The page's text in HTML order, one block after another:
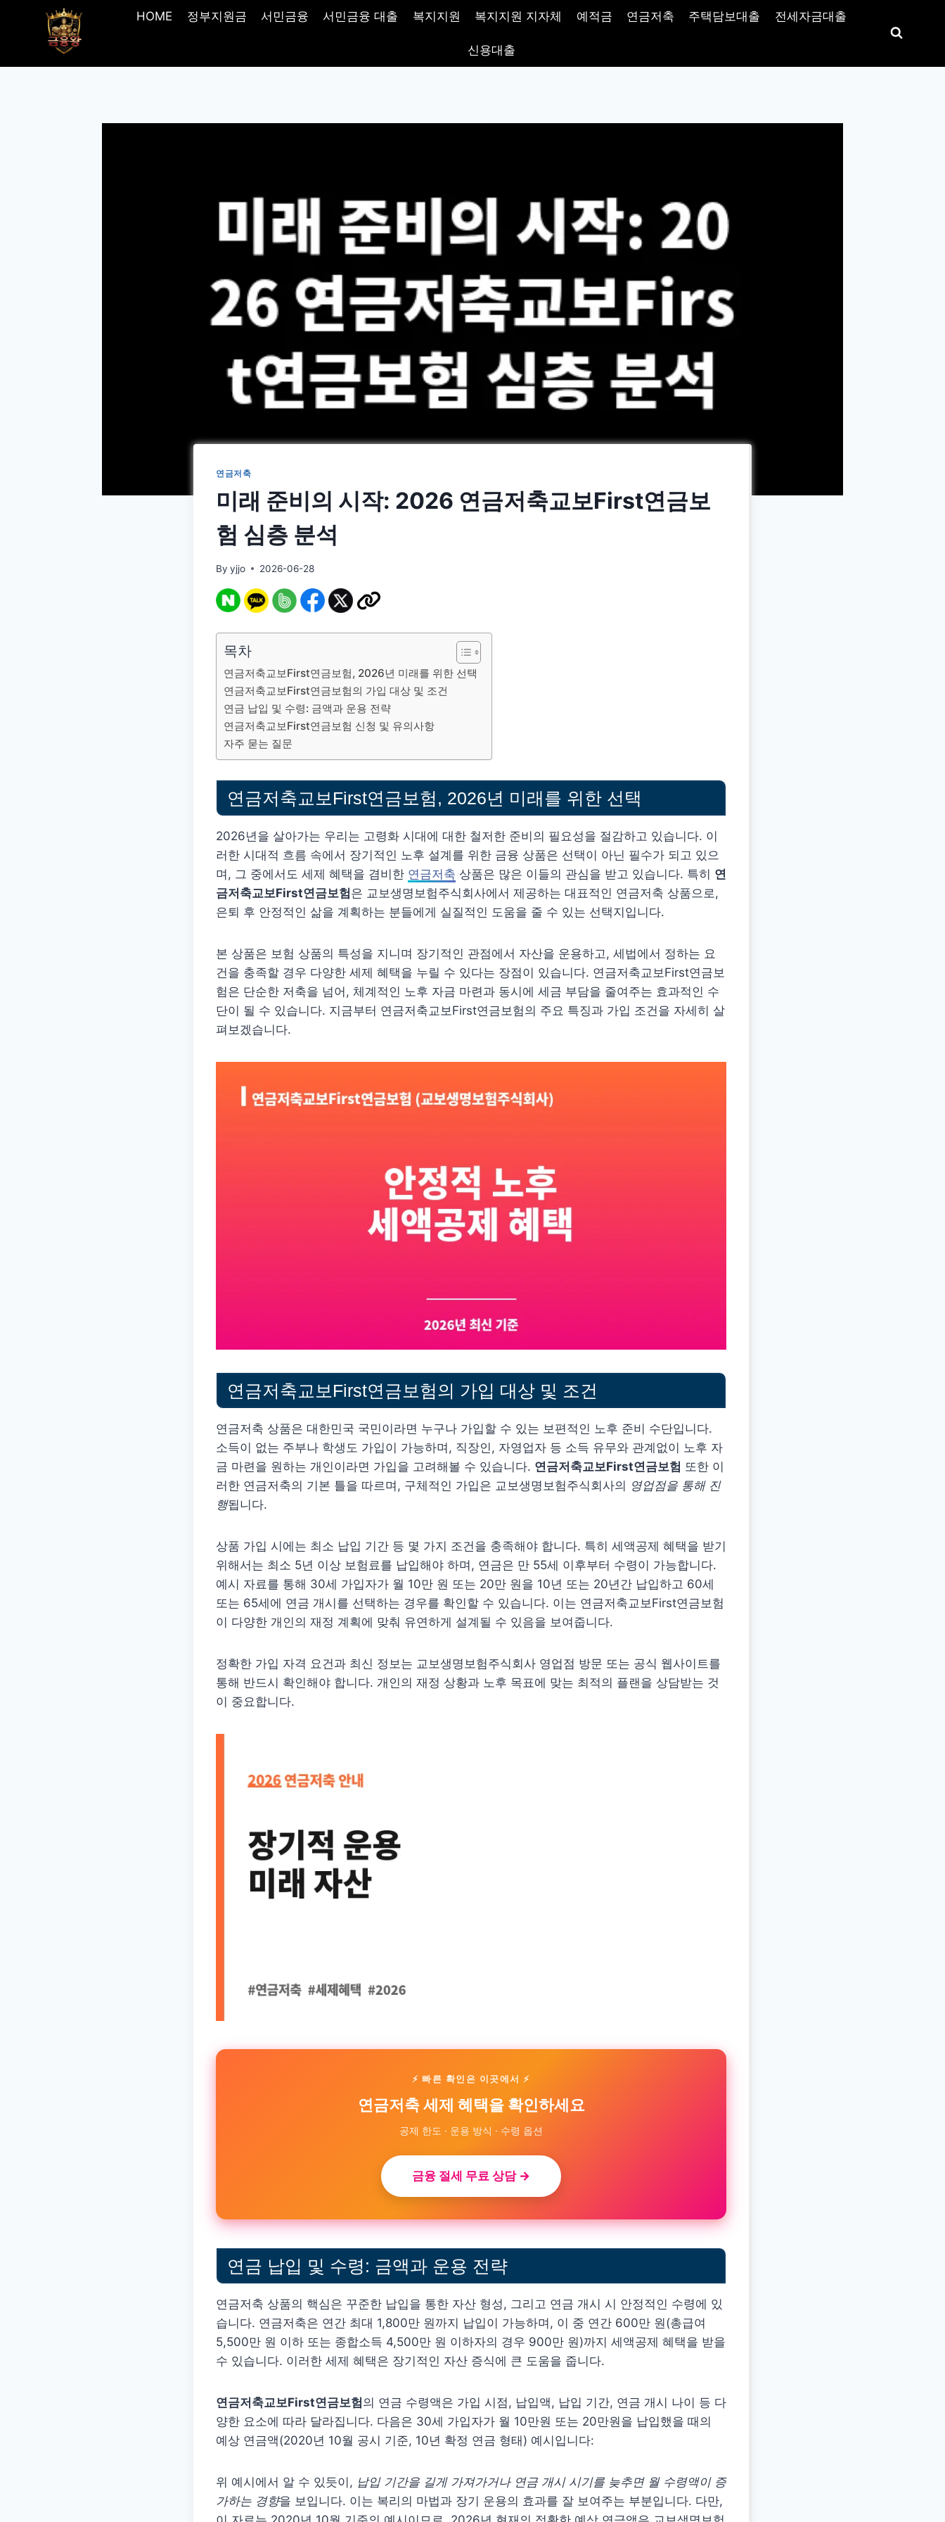
HOME 정부지원금 서민금융 서민금융 대출 복지지원 복지지원 지자체 예적금 연금저축 주택담보대출 전세자금대출
신용대출
연금저축
미래 준비의 시작: 2026 연금저축교보First연금보
험 심층 분석
By yjjo 2026-06-28
목차
연금저축교보First연금보험, 2026년 미래를 위한 선택
연금저축교보First연금보험의 가입 대상 및 조건
연금 납입 및 수령: 금액과 운용 전략
연금저축교보First연금보험 신청 및 유의사항
자주 묻는 질문
연금저축교보First연금보험, 2026년 미래를 위한 선택
2026년을 살아가는 우리는 고령화 시대에 대한 철저한 준비의 필요성을 절감하고 있습니다. 이
러한 시대적 흐름 속에서 장기적인 노후 설계를 위한 금융 상품은 선택이 아닌 필수가 되고 있으
며, 그 중에서도 세제 혜택을 겸비한 연금저축 상품은 많은 이들의 관심을 받고 있습니다. 특히 연
금저축교보First연금보험은 교보생명보험주식회사에서 제공하는 대표적인 연금저축 상품으로,
은퇴 후 안정적인 삶을 계획하는 분들에게 실질적인 도움을 줄 수 있는 선택지입니다.
본 상품은 보험 상품의 특성을 지니며 장기적인 관점에서 자산을 운용하고, 세법에서 정하는 요
건을 충족할 경우 다양한 세제 혜택을 누릴 수 있다는 장점이 있습니다. 연금저축교보First연금보
험은 단순한 저축을 넘어, 체계적인 노후 자금 마련과 동시에 세금 부담을 줄여주는 효과적인 수
단이 될 수 있습니다. 지금부터 연금저축교보First연금보험의 주요 특징과 가입 조건을 자세히 살
펴보겠습니다.
연금저축교보First연금보험의 가입 대상 및 조건
연금저축 상품은 대한민국 국민이라면 누구나 가입할 수 있는 보편적인 노후 준비 수단입니다.
소득이 없는 주부나 학생도 가입이 가능하며, 직장인, 자영업자 등 소득 유무와 관계없이 노후 자
금 마련을 원하는 개인이라면 가입을 고려해볼 수 있습니다. 연금저축교보First연금보험 또한 이
러한 연금저축의 기본 틀을 따르며, 구체적인 가입은 교보생명보험주식회사의 영업점을 통해 진
행됩니다.
상품 가입 시에는 최소 납입 기간 등 몇 가지 조건을 충족해야 합니다. 특히 세액공제 혜택을 받기
위해서는 최소 5년 이상 보험료를 납입해야 하며, 연금은 만 55세 이후부터 수령이 가능합니다.
예시 자료를 통해 30세 가입자가 월 10만 원 또는 20만 원을 10년 또는 20년간 납입하고 60세
또는 65세에 연금 개시를 선택하는 경우를 확인할 수 있습니다. 이는 연금저축교보First연금보험
이 다양한 개인의 재정 계획에 맞춰 유연하게 설계될 수 있음을 보여줍니다.
정확한 가입 자격 요건과 최신 정보는 교보생명보험주식회사 영업점 방문 또는 공식 웹사이트를
통해 반드시 확인해야 합니다. 개인의 재정 상황과 노후 목표에 맞는 최적의 플랜을 상담받는 것
이 중요합니다.
⚡ 빠른 확인은 이곳에서 ⚡
연금저축 세제 혜택을 확인하세요
공제 한도 · 운용 방식 · 수령 옵션
금융 절세 무료 상담 →
연금 납입 및 수령: 금액과 운용 전략
연금저축 상품의 핵심은 꾸준한 납입을 통한 자산 형성, 그리고 연금 개시 시 안정적인 수령에 있
습니다. 연금저축은 연간 최대 1,800만 원까지 납입이 가능하며, 이 중 연간 600만 원(총급여
5,500만 원 이하 또는 종합소득 4,500만 원 이하자의 경우 900만 원)까지 세액공제 혜택을 받을
수 있습니다. 이러한 세제 혜택은 장기적인 자산 증식에 큰 도움을 줍니다.
연금저축교보First연금보험의 연금 수령액은 가입 시점, 납입액, 납입 기간, 연금 개시 나이 등 다
양한 요소에 따라 달라집니다. 다음은 30세 가입자가 월 10만원 또는 20만원을 납입했을 때의
예상 연금액(2020년 10월 공시 기준, 10년 확정 연금 형태) 예시입니다:
위 예시에서 알 수 있듯이, 납입 기간을 길게 가져가거나 연금 개시 시기를 늦추면 월 수령액이 증
가하는 경향을 보입니다. 이는 복리의 마법과 장기 운용의 효과를 잘 보여주는 부분입니다. 다만,